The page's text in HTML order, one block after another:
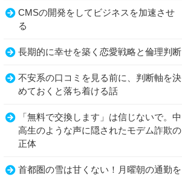
CMSの開発をしてビジネスを加速させ
る
長期的に幸せを築く恋愛戦略と倫理判断
不安系の口コミを見る前に、判断軸を決
めておくと落ち着ける話
「無料で交換します」は信じないで。中
高生のような声に隠されたモデム詐欺の
正体
首都圏の雪は甘くない！月曜朝の通勤を